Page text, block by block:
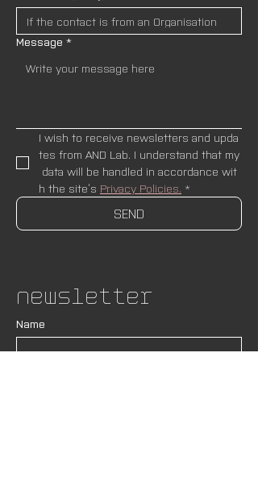
Message *
I wish to receive newsletters and upda
tes from AND Lab. I understand that my
data will be handled in accordance wit
h the site’s Privacy Policies. *
SEND
Newsletter
Name